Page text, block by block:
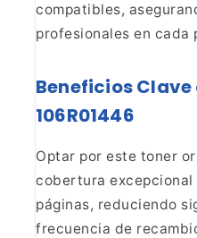
compatibles,
profesionales en cada
Beneficios Clave
106R01446
Optar por este toner
cobertura excepcional
páginas, reduciendo
frecuencia de